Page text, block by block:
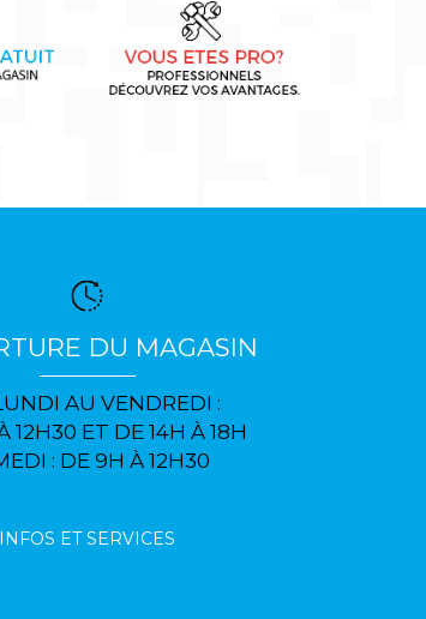
DU MAGASIN
AU VENDREDI :
12H30 ET DE 14H À 18H
: DE 9H À 12H30
INFOS ET SERVICES